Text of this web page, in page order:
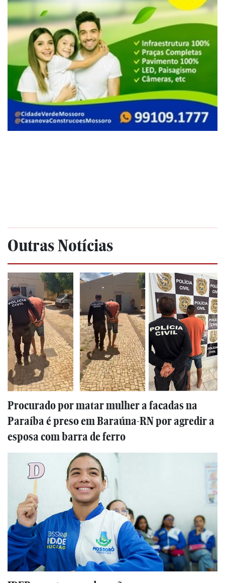
Outras Notícias
Procurado por matar mulher a facadas na
Paraíba é preso em Baraúna-RN por agredir a
esposa com barra de ferro